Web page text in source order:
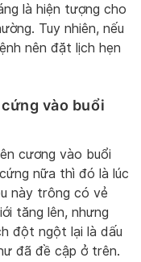
là hiện tượng cho
Tuy nhiên, nếu
nên đặt lịch hẹn
vào buổi
cương vào buổi
nữa thì đó là lúc
này trông có vẻ
tăng lên, nhưng
đột ngột lại là dấu
đã đề cập ở trên.